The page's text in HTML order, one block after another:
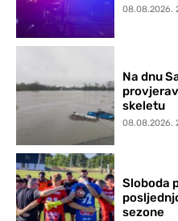
08.08.2026.
Na dnu
skeletu
08.08.2026.
Sloboda
sezone